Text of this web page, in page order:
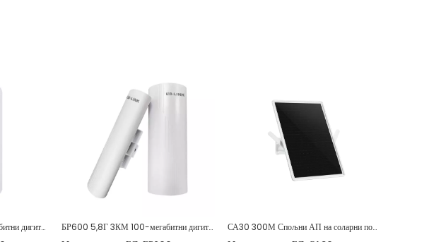
БР500 5.8Г 1КМ 100-мегабитни дигитални мост предузећа на отвореном
БР600 5,8Г 3КМ 100-мегабитни дигитални мост предузећа на отвореном
СА30 300М Спољни АП на соларни погон